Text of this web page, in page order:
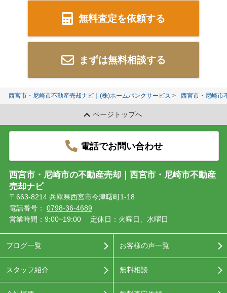
無料査定を依頼する
まずは無料相談する
西宮市・尼崎市不動産売却ナビ｜(株)ホームバンクサービス 西宮市・尼崎市
ページトップへ
電話でお問い合わせ
西宮市・尼崎市の不動産売却｜西宮市・尼崎市不動産
売却ナビ
〒663-8214 兵庫県西宮市今津曙町1-18
電話番号： 0798-36-4689
営業時間：9:00~19:00
定休日：火曜日、水曜日
ブログ一覧
スタッフ紹介
お客様の声一覧
無料相談